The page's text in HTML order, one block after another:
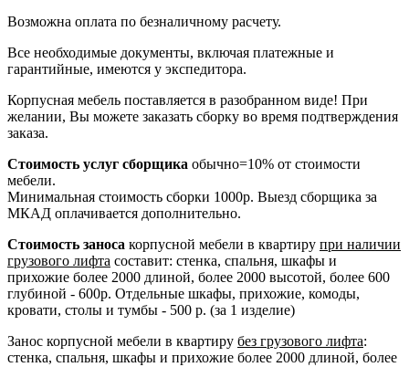
Возможна оплата по безналичному расчету.
Все необходимые документы, включая платежные и
гарантийные, имеются у экспедитора.
Корпусная мебель поставляется в разобранном виде! При
желании, Вы можете заказать сборку во время подтверждения
заказа.
Стоимость услуг сборщика обычно=10% от стоимости
мебели.
Минимальная стоимость сборки 1000р. Выезд сборщика за
МКАД оплачивается дополнительно.
Стоимость заноса корпусной мебели в квартиру при наличии
грузового лифта составит: стенка, спальня, шкафы и
прихожие более 2000 длиной, более 2000 высотой, более 600
глубиной - 600р. Отдельные шкафы, прихожие, комоды,
кровати, столы и тумбы - 500 р. (за 1 изделие)
Занос корпусной мебели в квартиру без грузового лифта:
стенка, спальня, шкафы и прихожие более 2000 длиной, более